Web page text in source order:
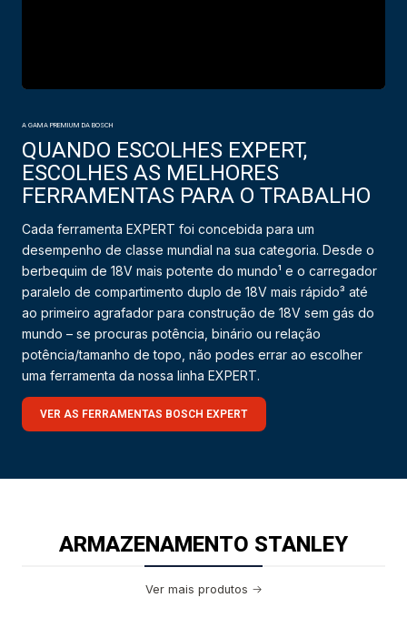
A GAMA PREMIUM DA BOSCH
QUANDO ESCOLHES EXPERT,
ESCOLHES AS MELHORES
FERRAMENTAS PARA O TRABALHO
Cada ferramenta EXPERT foi concebida para um
desempenho de classe mundial na sua categoria. Desde o
berbequim de 18V mais potente do mundo¹ e o carregador
paralelo de compartimento duplo de 18V mais rápido³ até
ao primeiro agrafador para construção de 18V sem gás do
mundo – se procuras potência, binário ou relação
potência/tamanho de topo, não podes errar ao escolher
uma ferramenta da nossa linha EXPERT.
VER AS FERRAMENTAS BOSCH EXPERT
ARMAZENAMENTO STANLEY
Ver mais produtos